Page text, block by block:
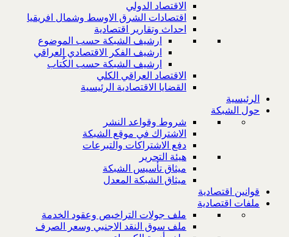
الاقتصاد الدولي
اقتصادات الشرق الاوسط وشمال افريقيا
احداث وتقارير اقتصادية
ارشيف الشبكة حسب الموضوع
ارشيف الفكر الاقتصادي العراقي
ارشيف الشبكة حسب الكُتاب
الاقتصاد العراقي الكلي
القضايا الاقتصادية الرئيسية
الرئيسية
حول الشبكة
شروط وقواعد النشر
الاشتراك في موقع الشبكة
دفع الاشتراكات والتبرعات
هيئة التحرير
ميثاق تأسيس الشبكة
ميثاق الشبكة المعدل
قوانين اقتصادية
ملفات اقتصادية
ملف جولات التراخيص وعقود الخدمة
ملف سوق النقد الاجنبي وسعر الصرف